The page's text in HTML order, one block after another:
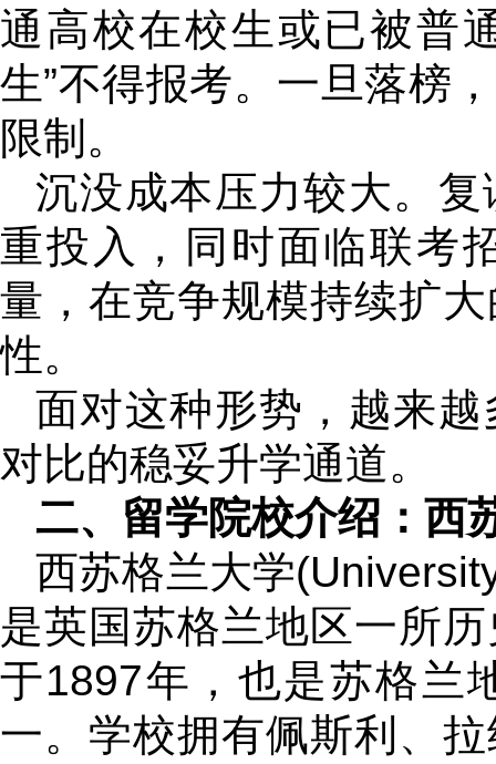
通高校在校生或已被普
生”不得报考。一旦落榜
限制。
沉没成本压力较大。
重投入，同时面临联考
量，在竞争规模持续扩
性。
面对这种形势，越来
对比的稳妥升学通道。
二、留学院校介绍：西
西苏格兰大学
是英国苏格兰地区一所
于1897年，也是苏格兰
一。学校拥有佩斯利、